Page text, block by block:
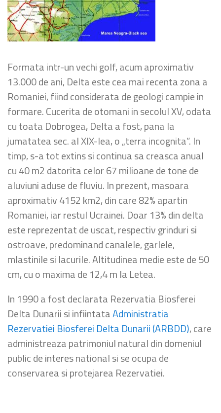
Formata intr-un vechi golf, acum aproximativ
13.000 de ani, Delta este cea mai recenta zona a
Romaniei, fiind considerata de geologi campie in
formare. Cucerita de otomani in secolul XV, odata
cu toata Dobrogea, Delta a fost, pana la
jumatatea sec. al XIX-lea, o „terra incognita”. In
timp, s-a tot extins si continua sa creasca anual
cu 40 m2 datorita celor 67 milioane de tone de
aluviuni aduse de fluviu. In prezent, masoara
aproximativ 4152 km2, din care 82% apartin
Romaniei, iar restul Ucrainei. Doar 13% din delta
este reprezentat de uscat, respectiv grinduri si
ostroave, predominand canalele, garlele,
mlastinile si lacurile. Altitudinea medie este de 50
cm, cu o maxima de 12,4 m la Letea.
In 1990 a fost declarata Rezervatia Biosferei
Delta Dunarii si infiintataAdministratia
Rezervatiei Biosferei Delta Dunarii (ARBDD), care
administreaza patrimoniul natural din domeniul
public de interes national si se ocupa de
conservarea si protejarea Rezervatiei.